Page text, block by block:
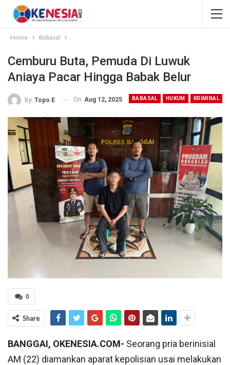
Home Babasal
Cemburu Buta, Pemuda Di Luwuk
Aniaya Pacar Hingga Babak Belur
BABASAL HUKUM KRIMINAL
By Topo E On Aug 12, 2025
0
Share
BANGGAI, OKENESIA.COM- Seorang pria berinisial
AM (22) diamankan aparat kepolisian usai melakukan